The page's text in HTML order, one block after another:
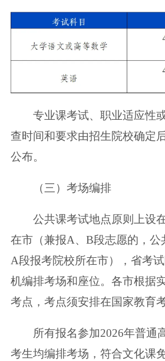
专业课考试、职业适应性
查时间和要求由招生院校确定
公布。
（三）考场编排
公共课考试地点原则上设
在市（兼报A、B段志愿的，公
A段报考院校所在市），省考
机编排考场和座位。各市根据
考点，考点须安排在国家教育
所有报名参加2026年普通
考生均编排考场，符合文化课